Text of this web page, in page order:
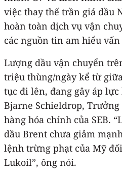
việc thay thế trần giá dầu
hoàn toàn dịch vụ vận
các nguồn tin am hiểu vấn
Lượng dầu vận chuyển
triệu thùng/ngày kể từ
tục đi lên, đang gây áp
Bjarne Schieldrop,
hàng hóa chính của SEB.
dầu Brent chưa giảm
lệnh trừng phạt của Mỹ
Lukoil”, ông nói.